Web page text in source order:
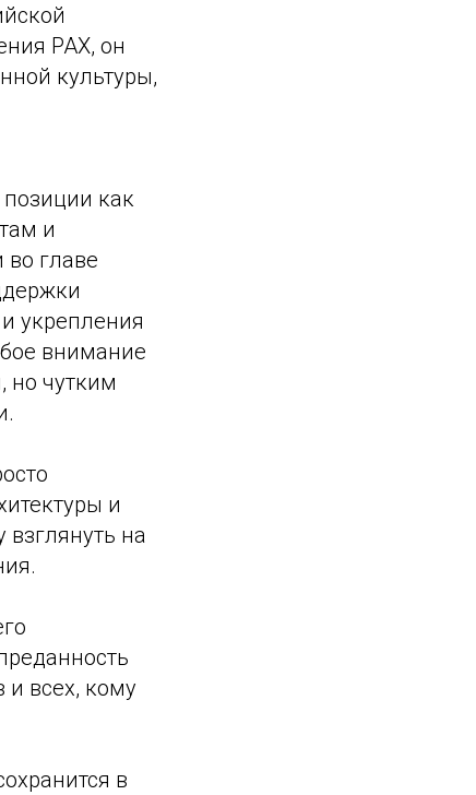
РАХ, он
культуры,
как
и
главе
укрепления
внимание
но чутким
и
взглянуть на
и всех, кому
в